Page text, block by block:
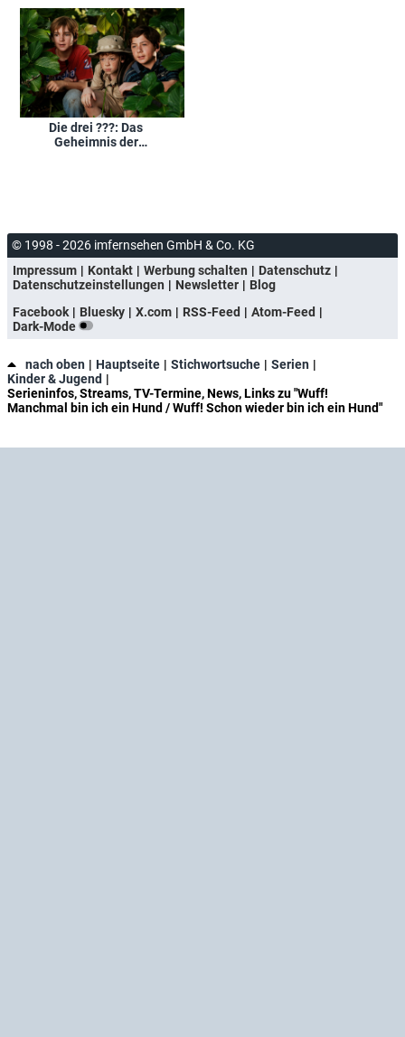
Die drei ???: Das
Geheimnis der
© 1998 - 2026 imfernsehen GmbH & Co. KG
Impressum
Kontakt Werbung schalten
Datenschutz
Datenschutzeinstellungen
Newsletter
Blog
Facebook
Bluesky X.com RSS-Feed
Atom-Feed
Dark-Mode
nach oben Hauptseite Stichwortsuche
Serien
Kinder & Jugend
Serieninfos, Streams, TV-Termine, News, Links zu "Wuff!
Manchmal bin ich ein Hund / Wuff! Schon wieder bin ich ein Hund"